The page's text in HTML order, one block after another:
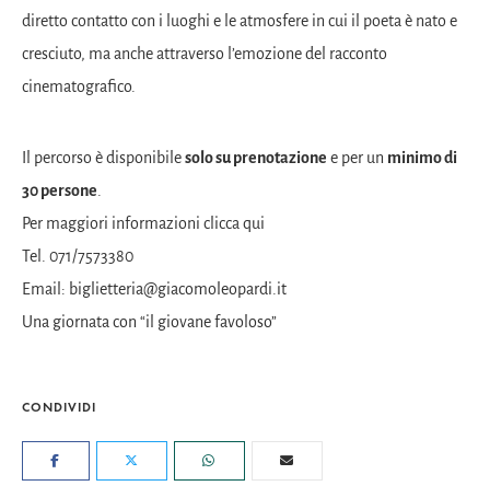
diretto contatto con i luoghi e le atmosfere in cui il poeta è nato e
cresciuto, ma anche attraverso l’emozione del racconto
cinematografico.
Il percorso è disponibilesolo su prenotazione e per un minimo di
30 persone
Per maggiori informazioni clicca qui
Tel. 071/7573380
Email: biglietteria@giacomoleopardi.it
Una giornata con “il giovane favoloso”
CONDIVIDI